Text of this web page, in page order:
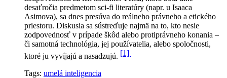
desaťročia predmetom sci-fi literatúry (napr. u Isaaca
Asimova), sa dnes presúva do reálneho právneho a etického
priestoru. Diskusia sa sústreďuje najmä na to, kto nesie
zodpovednosť v prípade škôd alebo protiprávneho konania –
či samotná technológia, jej používatelia, alebo spoločnosti,
ktoré ju vyvíjajú a nasadzujú. [1]
Tags: umelá inteligencia